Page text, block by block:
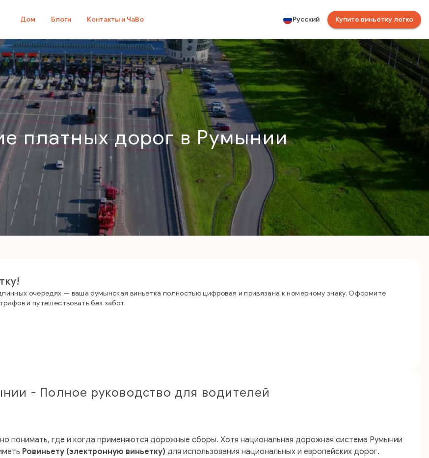
Дом Блоги Контакты и ЧаВо Русский Купите виньетку легко
платных дорог в Румынии
очередях — ваша румынская виньетка полностью цифровая и привязана к номерному знаку. Оформите
и путешествовать без забот.
- Полное руководство для водителей
понимать, где и когда применяются дорожные сборы. Хотя национальная дорожная система Румынии
Ровиньету (электронную виньетку) для использования национальных и европейских дорог.